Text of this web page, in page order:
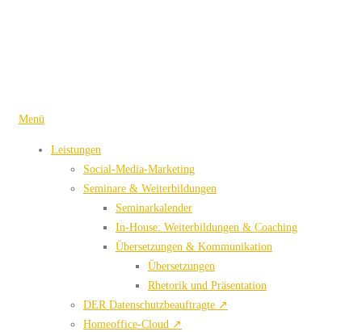
Menü
Leistungen
Social-Media-Marketing
Seminare & Weiterbildungen
Seminarkalender
In-House: Weiterbildungen & Coaching
Übersetzungen & Kommunikation
Übersetzungen
Rhetorik und Präsentation
DER Datenschutzbeauftragte ↗
Homeoffice-Cloud ↗